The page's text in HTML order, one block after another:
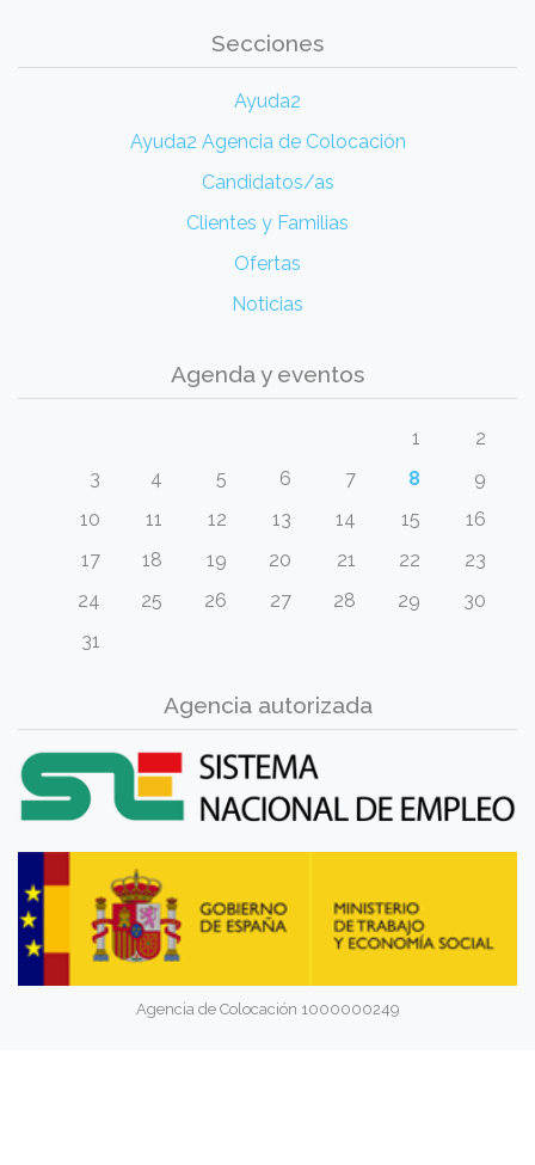
Secciones
Ayuda2
Ayuda2 Agencia de Colocación
Candidatos/as
Clientes y Familias
Ofertas
Noticias
Agenda y eventos
1
2
3
4 5 6 7 8
9
10
11 12 13 14 15
16
17
18 19 20 21 22
23
24
25 26 27 28 29
30
31
Agencia autorizada
Agencia de Colocación 1000000249